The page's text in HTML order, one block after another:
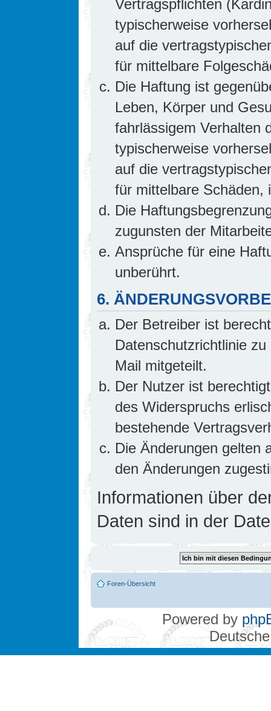
Vertragspflichten
typischerweise
auf die
für mittelbare
Die Haftung ist
Leben, Körper und
fahrlässigem Verhalten
typischerweise
auf die
für mittelbare Schäden,
Die
zugunsten der
Ansprüche für eine
unberührt.
6.
Der Betreiber ist
Datenschutzrichtlinie
Mail mitgeteilt.
Der Nutzer ist
des Widerspruchs
bestehende
Die Änderungen gelten
den Änderungen
Informationen über
Daten sind in der
Foren-Übersicht
Powered by